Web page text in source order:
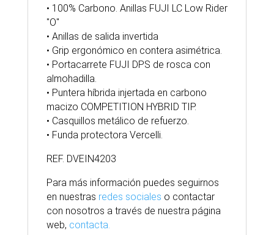
• 100% Carbono. Anillas FUJI LC Low Rider
"O"
• Anillas de salida invertida
• Grip ergonómico en contera asimétrica.
• Portacarrete FUJI DPS de rosca con
almohadilla.
• Puntera híbrida injertada en carbono
macizo COMPETITION HYBRID TIP.
• Casquillos metálico de refuerzo.
• Funda protectora Vercelli.
REF. DVEIN4203
Para más información puedes seguirnos
en nuestras redes sociales o contactar
con nosotros a través de nuestra página
web, contacta.